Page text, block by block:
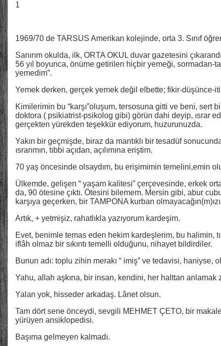
1
1969/70 de TARSUS Amerikan kolejinde, orta 3. Sınıf
Sanırım okulda, ilk, ORTA OKUL duvar gazetesini
56 yıl boyunca, önüme getirilen hiçbir yemeği, sormadan-
yemedim”.
Yemek derken, gerçek yemek değil elbette; fikir-düşünce-
Kimilerimin bu “karşı”oluşum, tersosuna gitti ve beni, sert
doktora ( psikiatrist-psikolog gibi) görün dahi deyip, ısrar
gerçekten yürekden teşekkür ediyorum, huzurunuzda.
Yakın bir geçmişde, biraz da mantıklı bir tesadüf
ısrarımın, tıbbi açıdan, açılımına eriştim.
70 yaş öncesinde olsaydım, bu erişimimin temelini,emin
Ülkemde, gelişen “ yaşam kalitesi” çerçevesinde, erkek
da, 90 ötesine çıktı. Ötesini bilemem. Mersin gibi, abur
karşıya geçerken, bir TAMPONA kurban
Artık, + yetmişiz, rahatlıkla yazıyorum kardeşim.
Evet, benimle temas eden hekim kardeşlerim, bu halimin,
iflâh olmaz bir sıkıntı temelli olduğunu, nihayet bildirdiler.
Bunun adı: toplu zihin merakı “ imiş” ve tedavisi, haniyse,
Yahu, allah aşkına, bir insan, kendini, her halttan anlamak
Yalan yok, hisseder arkadaş. Lânet olsun.
Tam dört sene önceydi, sevgili MEHMET ÇETO, bir
yürüyen ansiklopedisi.
Başıma gelmeyen kalmadı.